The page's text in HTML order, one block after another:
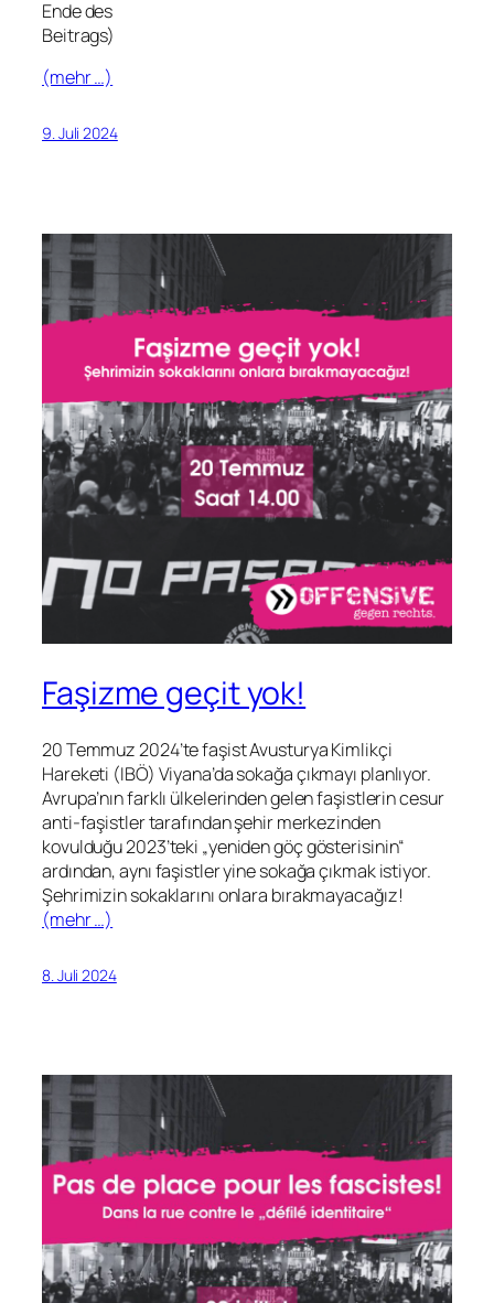
Ende des
Beitrags)
(mehr …)
9. Juli 2024
Faşizme geçit yok!
20 Temmuz 2024’te faşist Avusturya Kimlikçi
Hareketi (IBÖ) Viyana’da sokağa çıkmayı planlıyor.
Avrupa’nın farklı ülkelerinden gelen faşistlerin cesur
anti-faşistler tarafından şehir merkezinden
kovulduğu 2023’teki „yeniden göç gösterisinin“
ardından, aynı faşistler yine sokağa çıkmak istiyor.
Şehrimizin sokaklarını onlara bırakmayacağız!
(mehr …)
8. Juli 2024